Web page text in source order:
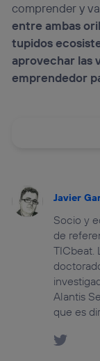
comprender y
entre ambas
tupidos
aprovechar las
emprendedor
Javier
Socio y
de
TICbeat.
Alantis
que es